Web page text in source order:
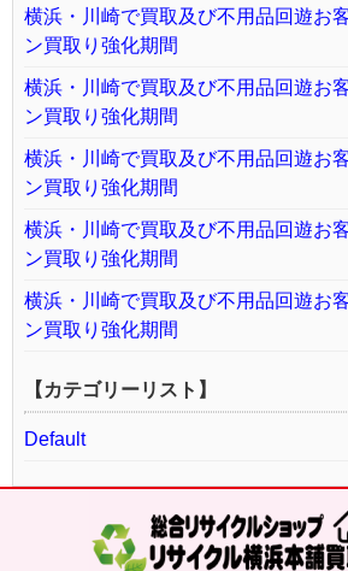
横浜・川崎で買取及び不用品回遊お
ン買取り強化期間
横浜・川崎で買取及び不用品回遊お
ン買取り強化期間
横浜・川崎で買取及び不用品回遊お
ン買取り強化期間
横浜・川崎で買取及び不用品回遊お
ン買取り強化期間
横浜・川崎で買取及び不用品回遊お
ン買取り強化期間
【カテゴリーリスト】
Default